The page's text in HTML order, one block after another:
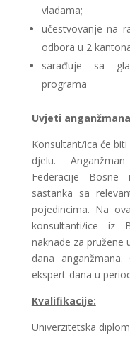
vladama;
učestvovanje na
odbora u 2
sarađuje sa
programa
Uvjeti anganžmana
Konsultant/ica će
djelu.
Federacije Bosne
sastanka sa
pojedincima. Na
konsultanti/ice iz
naknade za pružene
dana
ekspert-dana u
Kvalifikacije:
Univerzitetska